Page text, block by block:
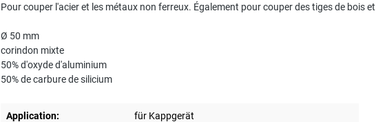
Pour couper l'acier et les métaux non ferreux. Également pour couper des tiges de bois
Ø 50 mm
corindon mixte
50% d'oxyde d'aluminium
50% de carbure de silicium
Application: für Kappgerät